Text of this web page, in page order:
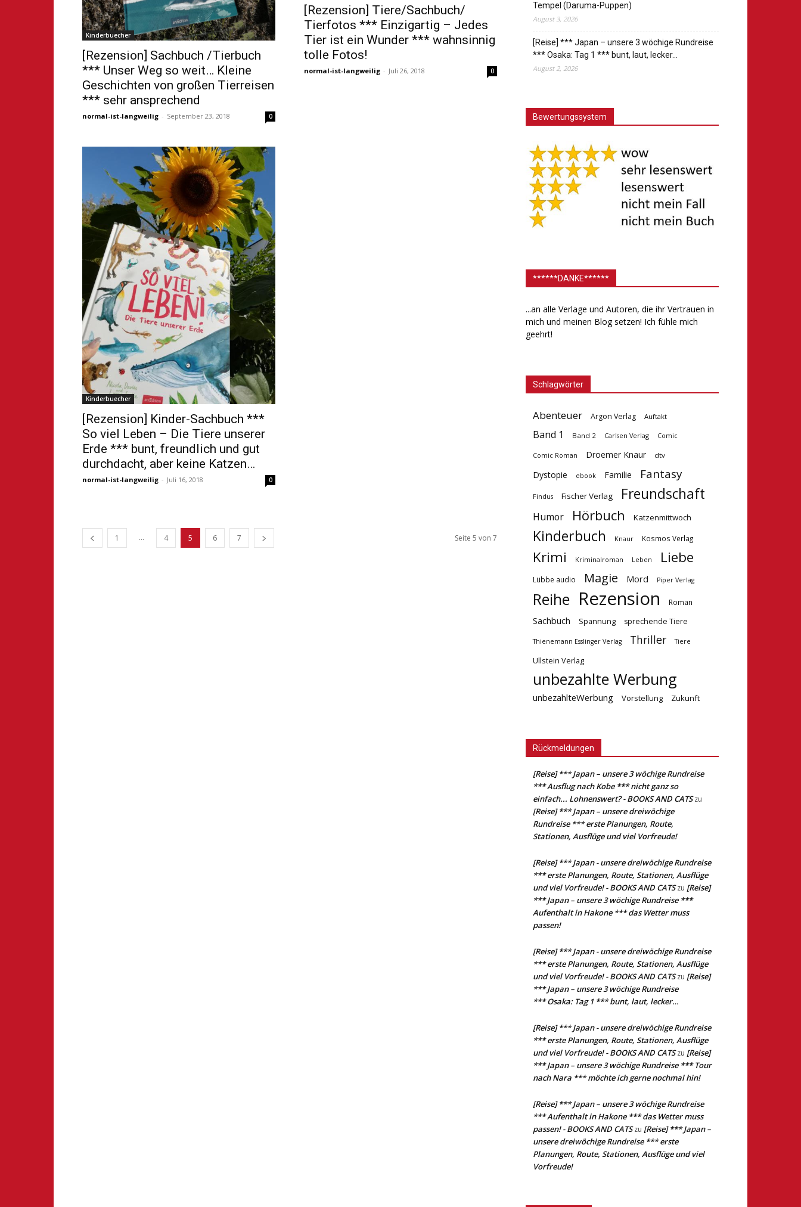
Kinderbuecher
[Rezension] Sachbuch /Tierbuch
*** Unser Weg so weit… Kleine
Geschichten von großen Tierreisen
*** sehr ansprechend
normal-ist-langweilig - September 23, 2018 0
[Rezension] Tiere/Sachbuch/
Tierfotos *** Einzigartig – Jedes
Tier ist ein Wunder *** wahnsinnig
tolle Fotos!
normal-ist-langweilig - Juli 26, 2018 0
Kinderbuecher
[Rezension] Kinder-Sachbuch ***
So viel Leben – Die Tiere unserer
Erde *** bunt, freundlich und gut
durchdacht, aber keine Katzen…
normal-ist-langweilig - Juli 16, 2018 0
1 ... 4 5 6 7 Seite 5 von 7
Tempel (Daruma-Puppen)
August 3, 2026
[Reise] *** Japan – unsere 3 wöchige Rundreise
*** Osaka: Tag 1 *** bunt, laut, lecker…
August 2, 2026
Bewertungssystem
******DANKE******
...an alle Verlage und Autoren, die ihr Vertrauen in
mich und meinen Blog setzen! Ich fühle mich
geehrt!
Schlagwörter
Abenteuer Argon Verlag Auftakt
Band 1 Band 2 Carlsen Verlag Comic
Comic Roman Droemer Knaur dtv
Dystopie ebook Familie Fantasy
Findus Fischer Verlag Freundschaft
Humor Hörbuch Katzenmittwoch
Kinderbuch Knaur Kosmos Verlag
Krimi Kriminalroman Leben Liebe
Lübbe audio Magie Mord Piper Verlag
Reihe Rezension Roman
Sachbuch Spannung sprechende Tiere
Thienemann Esslinger Verlag Thriller Tiere
Ullstein Verlag
unbezahlte Werbung
unbezahlteWerbung Vorstellung Zukunft
Rückmeldungen
[Reise] *** Japan – unsere 3 wöchige Rundreise
*** Ausflug nach Kobe *** nicht ganz so
einfach... Lohnenswert? - BOOKS AND CATSzu
[Reise] *** Japan – unsere dreiwöchige
Rundreise *** erste Planungen, Route,
Stationen, Ausflüge und viel Vorfreude!
[Reise] *** Japan - unsere dreiwöchige Rundreise
*** erste Planungen, Route, Stationen, Ausflüge
und viel Vorfreude! - BOOKS AND CATSzu [Reise]
*** Japan – unsere 3 wöchige Rundreise ***
Aufenthalt in Hakone *** das Wetter muss
passen!
[Reise] *** Japan - unsere dreiwöchige Rundreise
*** erste Planungen, Route, Stationen, Ausflüge
und viel Vorfreude! - BOOKS AND CATSzu [Reise]
*** Japan – unsere 3 wöchige Rundreise
*** Osaka: Tag 1 *** bunt, laut, lecker…
[Reise] *** Japan - unsere dreiwöchige Rundreise
*** erste Planungen, Route, Stationen, Ausflüge
und viel Vorfreude! - BOOKS AND CATSzu [Reise]
*** Japan – unsere 3 wöchige Rundreise *** Tour
nach Nara *** möchte ich gerne nochmal hin!
[Reise] *** Japan – unsere 3 wöchige Rundreise
*** Aufenthalt in Hakone *** das Wetter muss
passen! - BOOKS AND CATSzu [Reise] *** Japan –
unsere dreiwöchige Rundreise *** erste
Planungen, Route, Stationen, Ausflüge und viel
Vorfreude!